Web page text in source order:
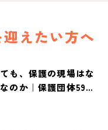
えたい方へ
も、保護の現場はな
のか｜保護団体59団
保護犬・保護猫白書